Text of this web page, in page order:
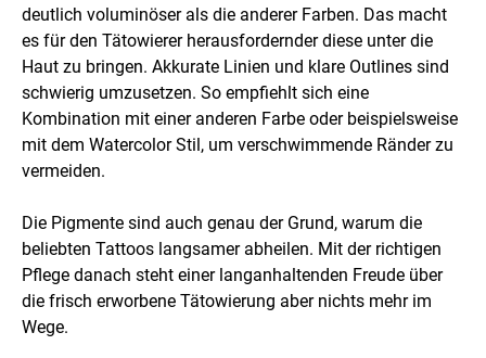
deutlich voluminöser als die anderer Farben. Das macht
es für den Tätowierer herausfordernder diese unter die
Haut zu bringen. Akkurate Linien und klare Outlines sind
schwierig umzusetzen. So empfiehlt sich eine
Kombination mit einer anderen Farbe oder beispielsweise
mit dem Watercolor Stil, um verschwimmende Ränder zu
vermeiden.
Die Pigmente sind auch genau der Grund, warum die
beliebten Tattoos langsamer abheilen. Mit der richtigen
Pflege danach steht einer langanhaltenden Freude über
die frisch erworbene Tätowierung aber nichts mehr im
Wege.